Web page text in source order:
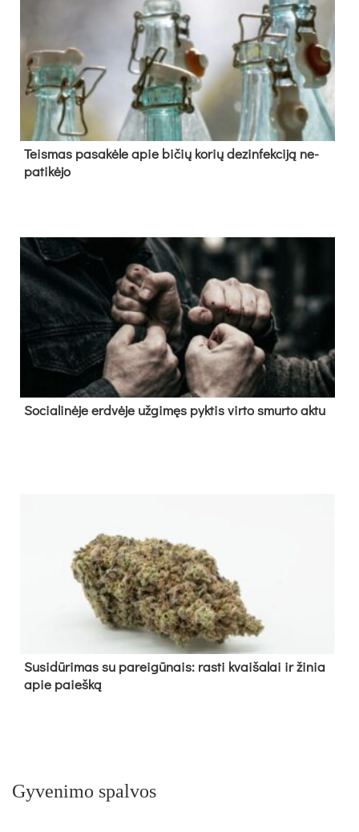
Teis­mas pa­sa­kė­le apie bi­čių ko­rių de­zin­fek­ci­ją ne­
pa­ti­kė­jo
So­cia­li­nė­je erd­vė­je už­gi­męs pyk­tis vir­to smur­to ak­tu
Su­si­dū­ri­mas su pa­rei­gū­nais: ras­ti kvai­ša­lai ir ži­nia
apie paieš­ką
Gyvenimo spalvos